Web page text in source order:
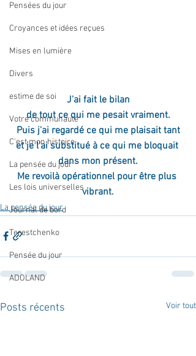
Pensées du jour
Croyances et idées reçues
Mises en lumière
Divers
estime de soi
Votre communauté
C'est mon histoire
La pensée du jour
Les lois universelles
Journal de bord
Terestchenko
Pensée du jour
ADOLAND
J'ai fait le bilan
de tout ce qui me pesait vraiment.
Puis j'ai regardé ce qui me plaisait tant
et je l'ai substitué à ce qui me bloquait
dans mon présent.
Me revoilà opérationnel pour être plus
vibrant.
La pensée du jour
Posts récents Voir tout